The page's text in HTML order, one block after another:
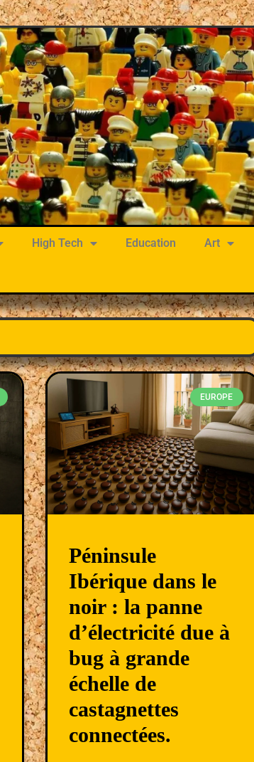
High Tech Education Art
EUROPE
Péninsule
Ibérique dans le
noir : la panne
d’électricité due à
bug à grande
échelle de
castagnettes
connectées.